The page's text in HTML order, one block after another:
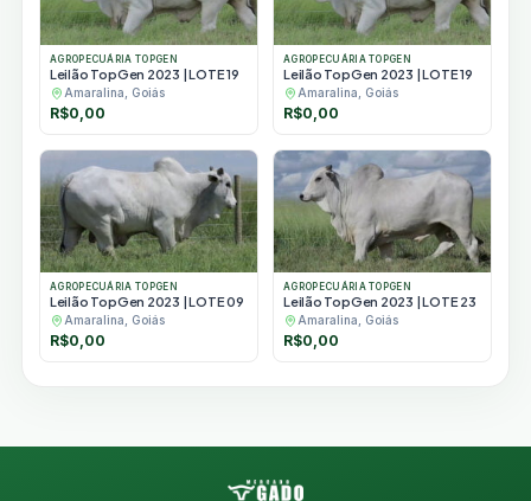
AGROPECUÁRIA TOPGEN
Leilão TopGen 2023 | LOTE 19
Amaralina, Goiás
R$0,00
AGROPECUÁRIA TOPGEN
Leilão TopGen 2023 | LOTE 19
Amaralina, Goiás
R$0,00
AGROPECUÁRIA TOPGEN
Leilão TopGen 2023 | LOTE 09
Amaralina, Goiás
R$0,00
AGROPECUÁRIA TOPGEN
Leilão TopGen 2023 | LOTE 23
Amaralina, Goiás
R$0,00